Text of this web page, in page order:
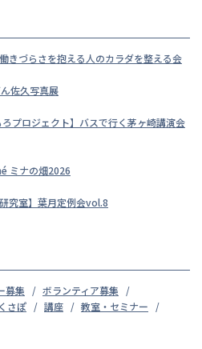
きづらさを抱える人のカラダを整える会
佐久写真展
ろプロジェクト】バスで行く茅ヶ崎講演会
ミナの畑2026
究室】葉月定例会vol.8
募集
ボランティア募集
さぽ 講座
教室・セミナー